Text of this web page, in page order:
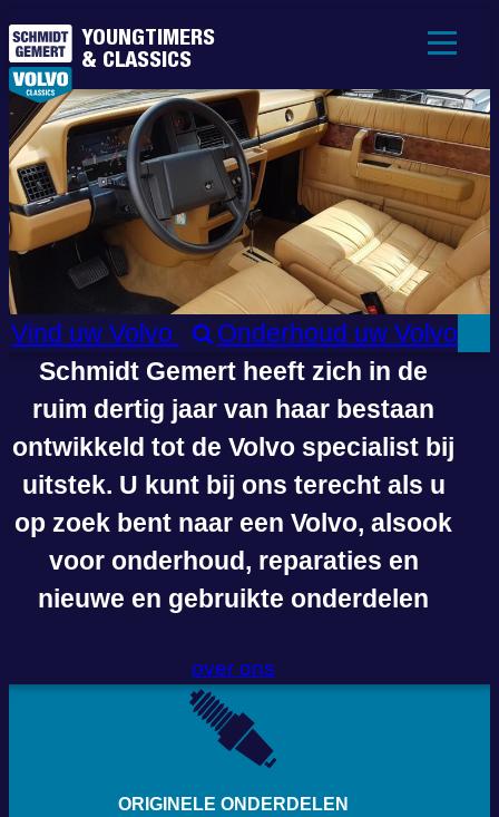
YOUNGTIMERS
& CLASSICS
SCHMIDT GEMERT
Vind uw Volvo
Onderhoud uw Volvo
Schmidt Gemert heeft zich in de
ruim dertig jaar van haar bestaan
ontwikkeld tot de Volvo specialist bij
uitstek. U kunt bij ons terecht als u
op zoek bent naar een Volvo, alsook
voor onderhoud, reparaties en
nieuwe en gebruikte onderdelen
over ons
ORIGINELE ONDERDELEN